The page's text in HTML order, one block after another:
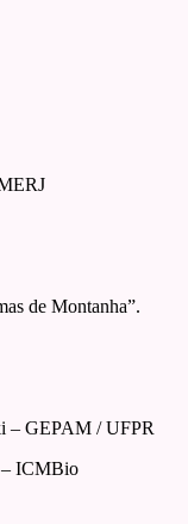
de Montanha”.
– GEPAM / UFPR
– ICMBio